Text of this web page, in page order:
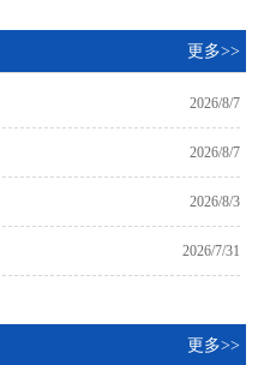
更多>>
2026/8/7
2026/8/7
2026/8/3
2026/7/31
更多>>